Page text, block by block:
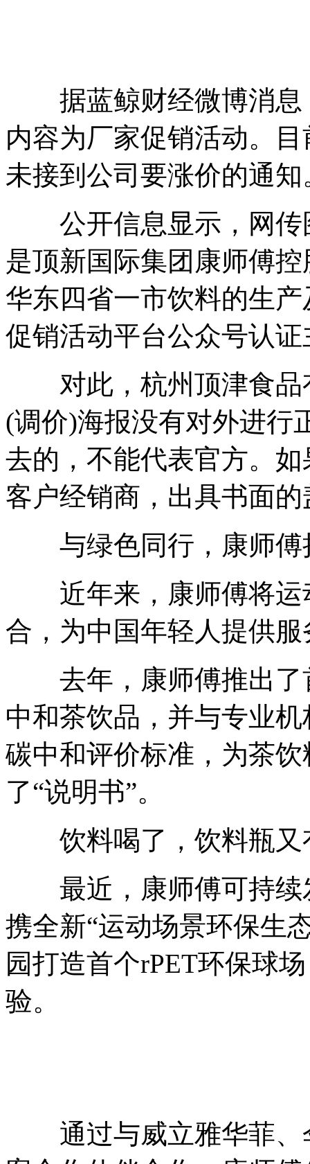
据蓝鲸财经微博消息
内容为厂家促销活动。
未接到公司要涨价的通知
公开信息显示，网传
是顶新国际集团康师傅
华东四省一市饮料的生
促销活动平台公众号认
对此，杭州顶津食品
(调价)海报没有对外进行
去的，不能代表官方。
客户经销商，出具书面
与绿色同行，康师傅
近年来，康师傅将运
合，为中国年轻人提供服
去年，康师傅推出了
中和茶饮品，并与专业
碳中和评价标准，为茶
了“说明书”。
饮料喝了，饮料瓶又
最近，康师傅可持续
携全新“运动场景环保生
园打造首个rPET环保球
验。
通过与威立雅华菲、